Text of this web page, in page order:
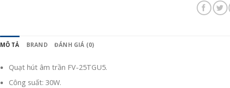
MÔ TẢ BRAND ĐÁNH GIÁ (0)
Quạt hút âm trần FV-25TGU5.
Công suất: 30W.